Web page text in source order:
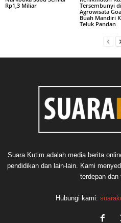
Rp1,3 Miliar
Tersembunyi di
Agrowisata
Buah Mandiri
Teluk Pandan
Suara Kutim adalah media berita
pendidikan dan lain-lain. Kami
terdepan dan
Hubungi kami: